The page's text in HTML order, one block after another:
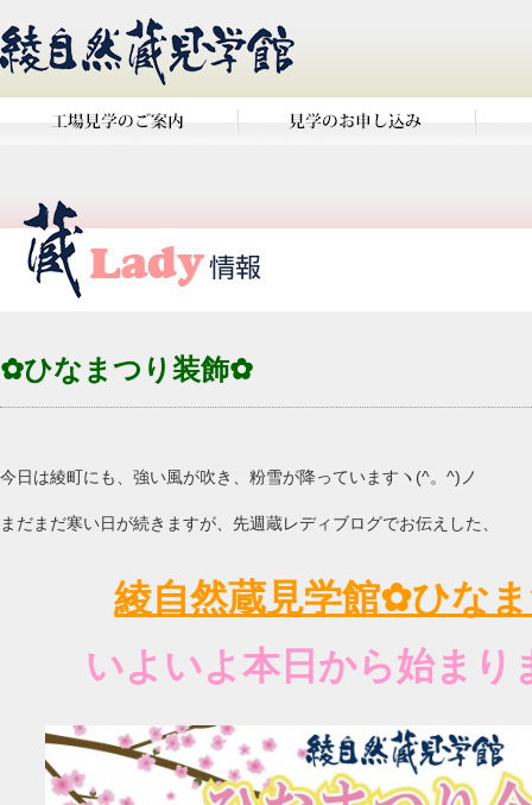
✿ひなまつり装飾✿
今日は綾町にも、強い風が吹き、粉雪が降っていますヽ(^。^)ノ
まだまだ寒い日が続きますが、先週蔵レディブログでお伝えした、
綾自然蔵見学館✿ひな
いよいよ本日から始まり